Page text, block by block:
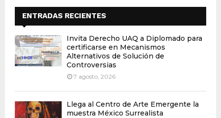
ENTRADAS RECIENTES
Invita Derecho UAQ a Diplomado para
certificarse en Mecanismos
Alternativos de Solución de
Controversias
7 agosto, 2026
Llega al Centro de Arte Emergente la
muestra México Surrealista